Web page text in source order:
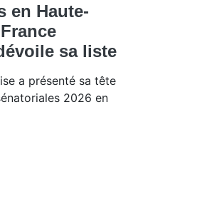
en Haute-
sa liste
a présenté sa tête
2026 en